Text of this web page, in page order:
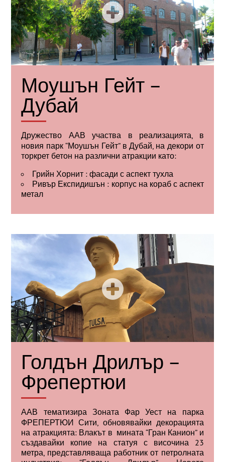
Моушън Гейт –
Дубай
Дружество ААВ участва в реализацията, в
новия парк “Моушън Гейт” в Дубай, на декори от
торкрет бетон на различни атракции като:
Грийн Хорнит : фасади с аспект тухла
Ривър Експидишън : корпус на кораб с аспект
метал
Голдън Дрилър –
Фрепертюи
ААВ тематизира Зоната Фар Уест на парка
ФРЕПЕРТЮИ Сити, обновявайки декорацията
на атракцията: Влакът в мината “Гран Канион” и
създавайки копие на статуя с височина 23
метра, представляваща работник от петролната